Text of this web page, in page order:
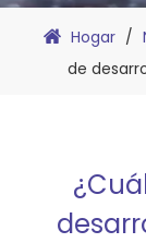
Hogar /
de